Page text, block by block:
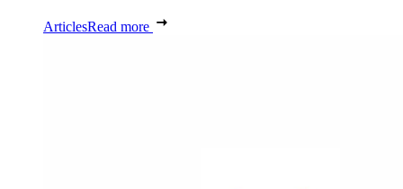
ArticlesRead more